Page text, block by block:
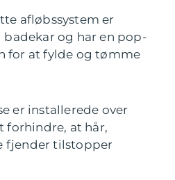
afløbssystem er
og har en pop-
for at fylde og tømme
er installerede over
forhindre, at hår,
fjender tilstopper